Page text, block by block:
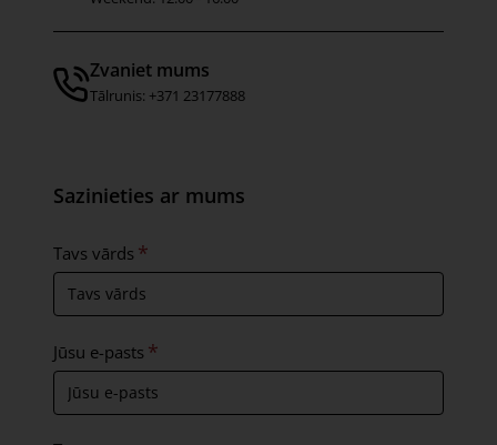
Zvaniet mums
Tālrunis: +371 23177888
Sazinieties ar mums
Tavs vārds
Jūsu e-pasts